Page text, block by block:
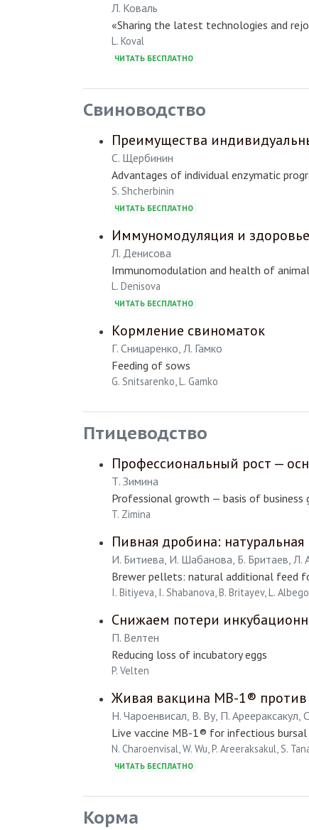
Л. Коваль
«Sharing the latest technologies and
L. Koval
ЧИТАТЬ БЕСПЛАТНО
Свиноводство
Преимущества
С. Щербинин
Advantages of individual enzymatic
S. Shcherbinin
ЧИТАТЬ БЕСПЛАТНО
Иммуномодуляция и
Л. Денисова
Immunomodulation and health of
L. Denisova
ЧИТАТЬ БЕСПЛАТНО
Кормление свиноматок
Г. Сницаренко, Л. Гамко
Feeding of sows
G. Snitsarenko, L. Gamko
Птицеводство
Профессиональный рост —
Т. Зимина
Professional growth — basis of business
T. Zimina
Пивная дробина:
И. Битиева, И. Шабанова, Б. Бритаев, Л.
Brewer pellets: natural additional feed
I. Bitiyeva, I. Shabanova, B. Britayev, L.
Снижаем потери
П. Велтен
Reducing loss of incubatory eggs
P. Velten
Живая вакцина MB-1®
Н. Чароенвисал, В. Ву, П. Ареераксакул,
Live vaccine MB-1® for infectious bursal
N. Charoenvisal, W. Wu, P. Areeraksakul, S.
ЧИТАТЬ БЕСПЛАТНО
Корма